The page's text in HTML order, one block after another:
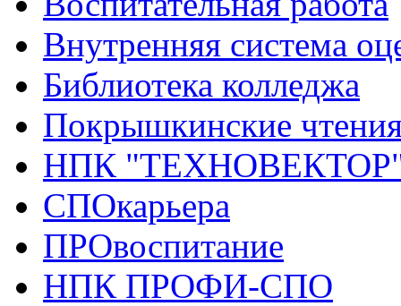
Внутренняя система
Библиотека колледжа
Покрышкинские
НПК
СПОкарьера
ПРОвоспитание
НПК ПРОФИ-СПО